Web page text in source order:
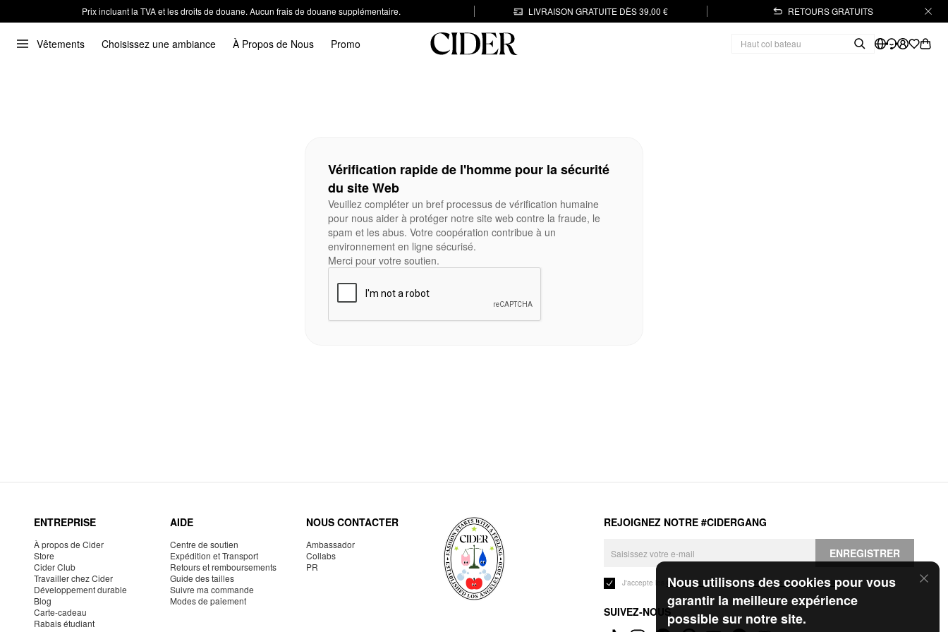
Prix incluant la TVA et les droits de douane. Aucun frais de douane supplémentaire. LIVRAISON GRATUITE DÈS 39,00 € RETOURS GRATUITS
Vêtements Choisissez une ambiance À Propos de Nous Promo
Nous utilisons des cookies pour vous
garantir la meilleure expérience
possible sur notre site.
Vérification rapide de l'homme pour la sécurité
du site Web
Veuillez compléter un bref processus de vérification humaine
pour nous aider à protéger notre site web contre la fraude, le
spam et les abus. Votre coopération contribue à un
environnement en ligne sécurisé.
Merci pour votre soutien.
ENTREPRISE
À propos de Cider
Store
Cider Club
Travailler chez Cider
Développement durable
Blog
Carte-cadeau
Rabais étudiant
AIDE
Centre de soutien
Expédition et Transport
Retours et remboursements
Guide des tailles
Suivre ma commande
Modes de paiement
NOUS CONTACTER
Ambassador
Collabs
PR
REJOIGNEZ NOTRE #CIDERGANG
ENREGISTRER
J'accepte les Conditions généraleset laPolitique de confidentialité.
SUIVEZ-NOUS